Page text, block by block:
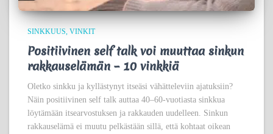
SINKKUUS VINKIT
Positiivinen self talk voi muuttaa sinkun
rakkauselämän – 10 vinkkiä
Oletko sinkku ja kyllästynyt itseäsi vähätteleviin ajatuksiin?
Näin positiivinen self talk auttaa 40–60-vuotiasta sinkkua
löytämään itsearvostuksen ja rakkauden uudelleen. Sinkun
rakkauselämä ei muutu pelkästään sillä, että kohtaat oikean